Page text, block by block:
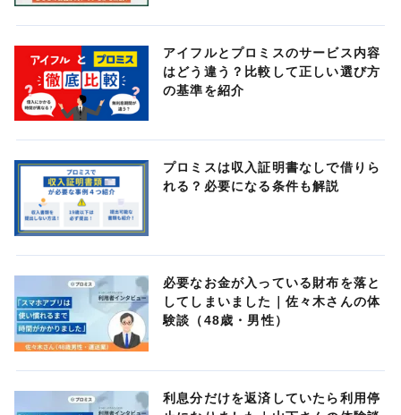
アイフルとプロミスのサービス内容
はどう違う？比較して正しい選び方
の基準を紹介
プロミスは収入証明書なしで借りら
れる？必要になる条件も解説
必要なお金が入っている財布を落と
してしまいました｜佐々木さんの体
験談（48歳・男性）
利息分だけを返済していたら利用停